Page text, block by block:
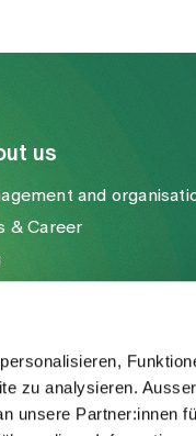
zu analysieren.
unsere Partner:innen
us
and
& Career